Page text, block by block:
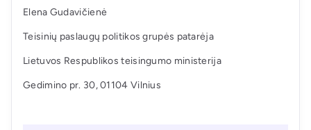
Elena Gudavičienė
Teisinių paslaugų politikos grupės patarėja
Lietuvos Respublikos teisingumo ministerija
Gedimino pr. 30, 01104 Vilnius